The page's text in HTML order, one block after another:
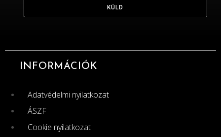
KÜLD
INFORMÁCIÓK
Adatvédelmi nyilatkozat
ÁSZF
Cookie nyilatkozat